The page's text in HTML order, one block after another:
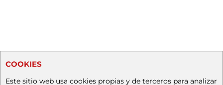
COOKIES
Este sitio web usa cookies propias y de terceros para analizar